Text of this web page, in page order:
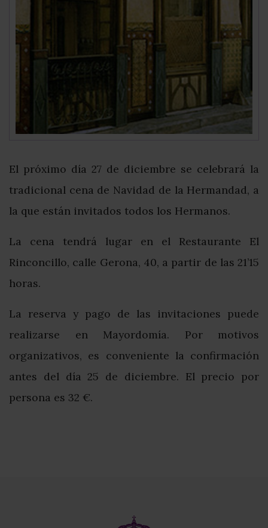
El próximo día 27 de diciembre se celebrará la
tradicional cena de Navidad de la Hermandad, a
la que están invitados todos los Hermanos.
La cena tendrá lugar en el Restaurante El
Rinconcillo, calle Gerona, 40, a partir de las 21’15
horas.
La reserva y pago de las invitaciones puede
realizarse en Mayordomía. Por motivos
organizativos, es conveniente la confirmación
antes del día 25 de diciembre. El precio por
persona es 32 €.